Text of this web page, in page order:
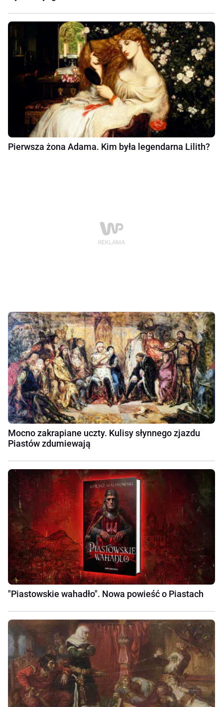
Pierwsza żona Adama. Kim była legendarna Lilith?
Mocno zakrapiane uczty. Kulisy słynnego zjazdu
Piastów zdumiewają
"Piastowskie wahadło". Nowa powieść o Piastach